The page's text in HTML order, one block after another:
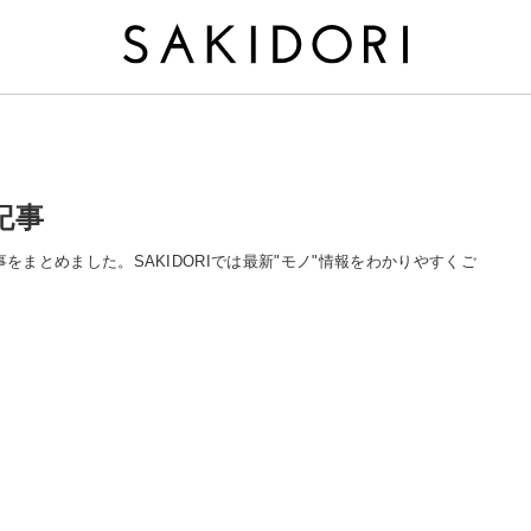
事
まとめました。SAKIDORIでは最新"モノ"情報をわかりやすくご